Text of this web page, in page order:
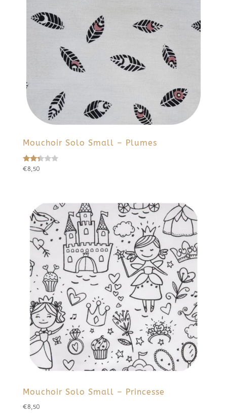
Mouchoir Solo Small – Plumes
Note
€8,50
Mouchoir Solo Small – Princesse
€8,50